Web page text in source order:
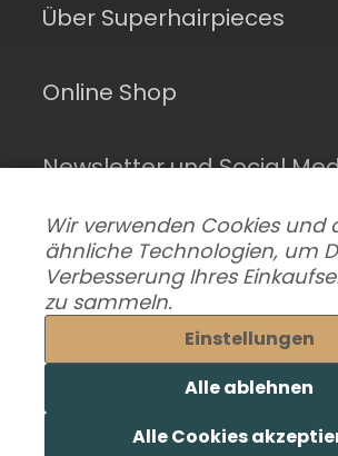
Über Superhairpieces
Online Shop
Newsletter und Social
Datenschutzeinstellungen ändern
Impressum | AGB
Wir verwenden Cookies und
ähnliche Technologien, um
Verbesserung Ihres
zu sammeln.
Einstellungen
Alle ablehnen
Alle Cookies